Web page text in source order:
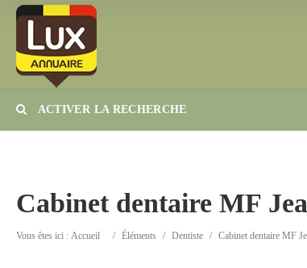
ACTIVER LA RECHERCHE
Catégorie
Cabinet dentaire MF
Vous êtes ici : Accueil / Éléments / Dentiste / Cabinet dentaire MF